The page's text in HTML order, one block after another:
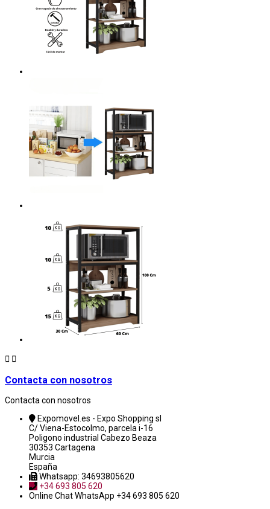
 
Contacta con nosotros
Contacta con nosotros
Expomovel.es - Expo Shopping sl
C/ Viena-Estocolmo, parcela i-16
Poligono industrial Cabezo Beaza
30353 Cartagena
Murcia
España
Whatsapp: 34693805620
+34 693 805 620
Online ChatWhatsApp +34 693 805 620